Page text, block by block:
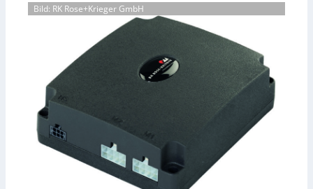
Bild: RK Rose+Krieger GmbH